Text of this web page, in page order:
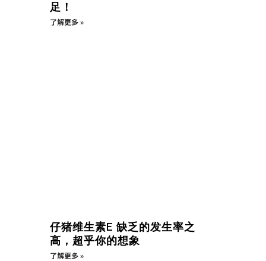
足！
了解更多 »
仔猪维生素E 缺乏的发生率之
高，超乎你的想象
了解更多 »